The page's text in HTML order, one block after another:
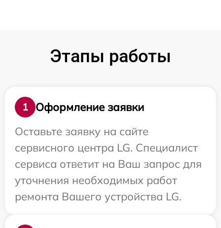
Этапы работы
1
Оформление заявки
Оставьте заявку на сайте
сервисного центра LG. Специалист
сервиса ответит на Ваш запрос для
уточнения необходимых работ
ремонта Вашего устройства LG.